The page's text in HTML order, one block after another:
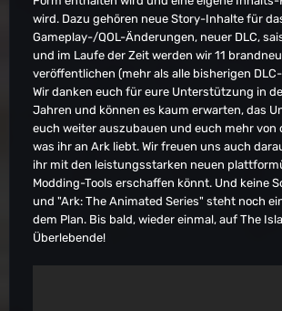
wird. Dazu gehören neue Story-Inhalte für
Gameplay-/QOL-Änderungen, neuer DLC,
und im Laufe der Zeit werden wir 11
veröffentlichen (mehr als alle bisherigen
Wir danken euch für eure Unterstützung in
Jahren und können es kaum erwarten, das
euch weiter auszubauen und euch mehr von
was ihr an Ark liebt. Wir freuen uns auch
ihr mit den leistungsstarken neuen
Modding-Tools erschaffen könnt. Und keine
und "Ark: The Animated Series" steht noch
dem Plan. Bis bald, wieder einmal, auf The
Überlebende!